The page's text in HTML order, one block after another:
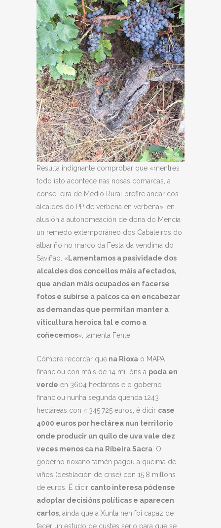
Resulta indignante comprobar que «mentres
todo isto acontece nas nosas comarcas, a
conselleira de Medio Rural prefire andar cos
alcaldes do PP de verbena en verbena», en
alusión á autonomeación de dona do Mencía
un remedo extemporáneo dos Cabaleiros do
albariño no marco da Festa da vendima do
Saviñao. «Lamentamos a pasividade dos
alcaldes dos concellos máis afectados,
que andan máis ocupados en facerse
fotos e subirse a palcos ca en encabezar
as demandas que permitan manter a
viticultura heroica tal e como a
coñecemos», lamenta Fente.
Cómpre recordar que na Rioxa o MAPA
financiou con máis de 14 millóns a poda en
verde en 3604 hectáreas e o goberno
financiou nunha segunda quenda 1243
hectáreas con 4.345.725 euros, é dicir case
4000 euros por hectárea nun territorio
onde producir un quilo de uva vale dez
veces menos ca na Ribeira Sacra. O
goberno rioxano tamén pagou a queima de
viños (destilación de crise) con 15.8 millóns
de euros. É dicir canto interesa pódense
adoptar decisións políticas e aparecen
cartos, aínda que a Xunta nen foi capaz de
facer un estudo de custes serio para que se